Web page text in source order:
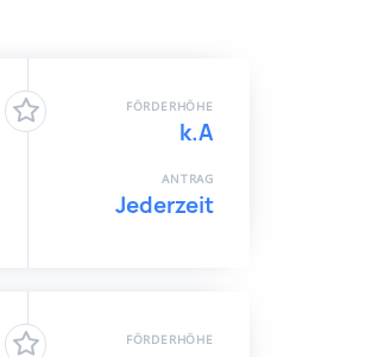
FÖRDERHÖHE
k.A
ANTRAG
Jederzeit
FÖRDERHÖHE